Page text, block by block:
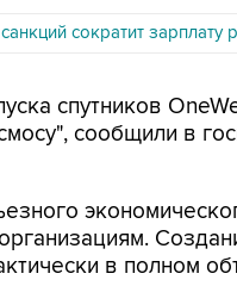
сократит зарплату
спутников
сообщили в
в полном